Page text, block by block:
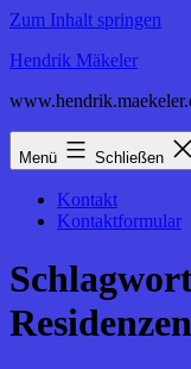
Zum Inhalt springen
Hendrik Mäkeler
Menü Schließen
Kontakt
Kontaktformular